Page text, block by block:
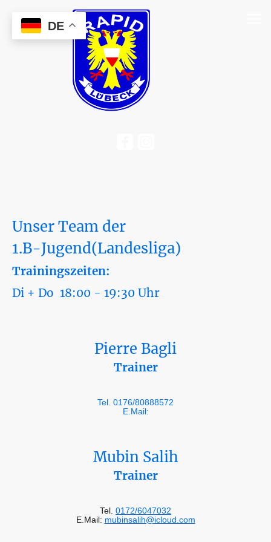
Unser Team der
1.B-Jugend(Landesliga)
Trainingszeiten:
Di + Do 18:00 - 19:30 Uhr
Pierre Bagli
Trainer
Tel. 0176/80888572
E.Mail:
Mubin Salih
Trainer
Tel. 0172/6047032
E.Mail: mubinsalih@icloud.com
DE